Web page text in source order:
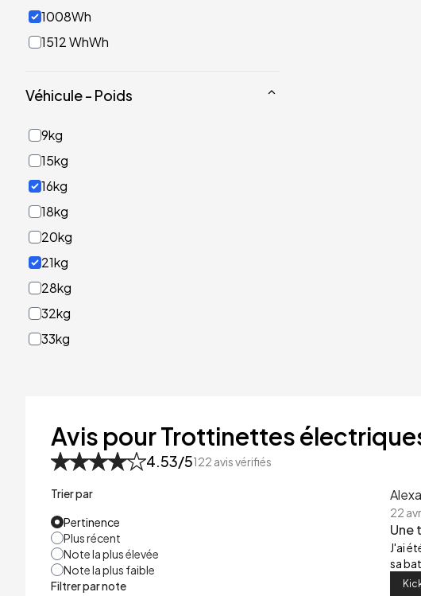
1008Wh
1512 WhWh
Véhicule - Poids
9kg
15kg
16kg
18kg
20kg
21kg
28kg
32kg
33kg
53kg
Avis pour Trottinettes
4.53/5122 avis vérifiés
Trier par
Pertinence
Plus récent
Note la plus élevée
Note la plus faible
Filtrer par note
22
Une
J'ai
sa